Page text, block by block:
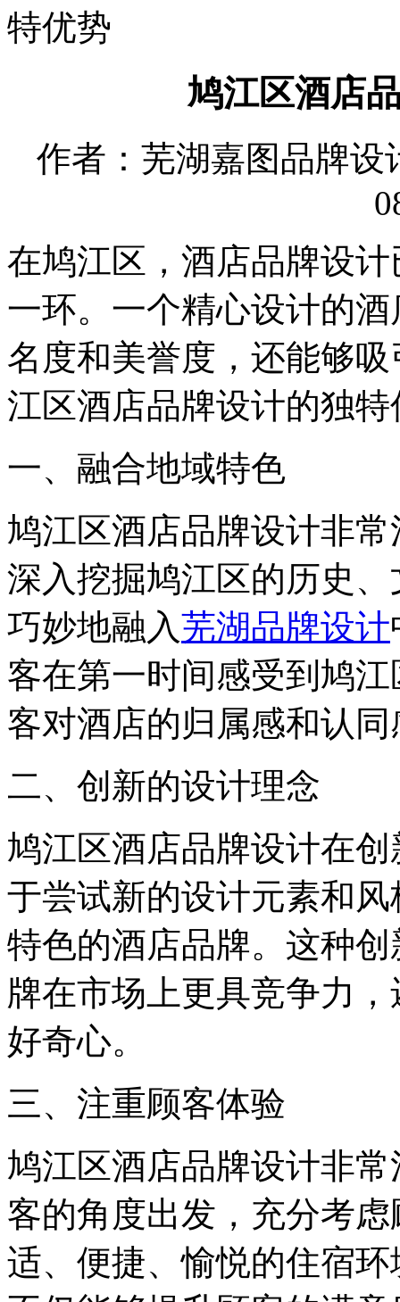
特优势
鸠江区酒店
作者：芜湖嘉图品牌设
在鸠江区，酒店品牌设
一环。一个精心设计的
名度和美誉度，还能够
江区酒店品牌设计的独特
一、融合地域特色
鸠江区酒店品牌设计非
深入挖掘鸠江区的历史
巧妙地融入芜湖品牌设计
客在第一时间感受到鸠
客对酒店的归属感和认同
二、创新的设计理念
鸠江区酒店品牌设计在
于尝试新的设计元素和
特色的酒店品牌。这种
牌在市场上更具竞争力
好奇心。
三、注重顾客体验
鸠江区酒店品牌设计非
客的角度出发，充分考
适、便捷、愉悦的住宿